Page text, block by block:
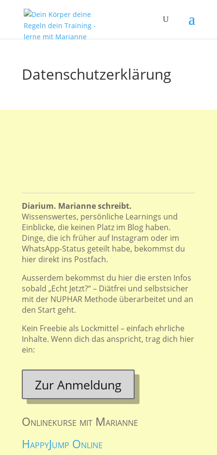
Datenschutzerklärung
Diarium. Marianne schreibt.
Wissenswertes, persönliche Learnings und
Einblicke, die keinen Platz im Blog haben.
Dinge, die ich früher auf Instagram oder im
WhatsApp-Status geteilt habe, bekommst du
hier direkt ins Postfach.
Ausserdem bekommst du hier die ersten Infos
sobald „Echt Jetzt?“ – Diätfrei und selbstsicher
mit der NUPHAR Methode überarbeitet und an
den Start geht.
Kein Freebie als Lockmittel – einfach ehrliche
Inhalte. Wenn dich das anspricht, trag dich hier
ein:
Zur Anmeldung
Onlinekurse mit Marianne
HappyJump Online